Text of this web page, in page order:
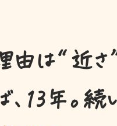
由は“近さ
、13年。続